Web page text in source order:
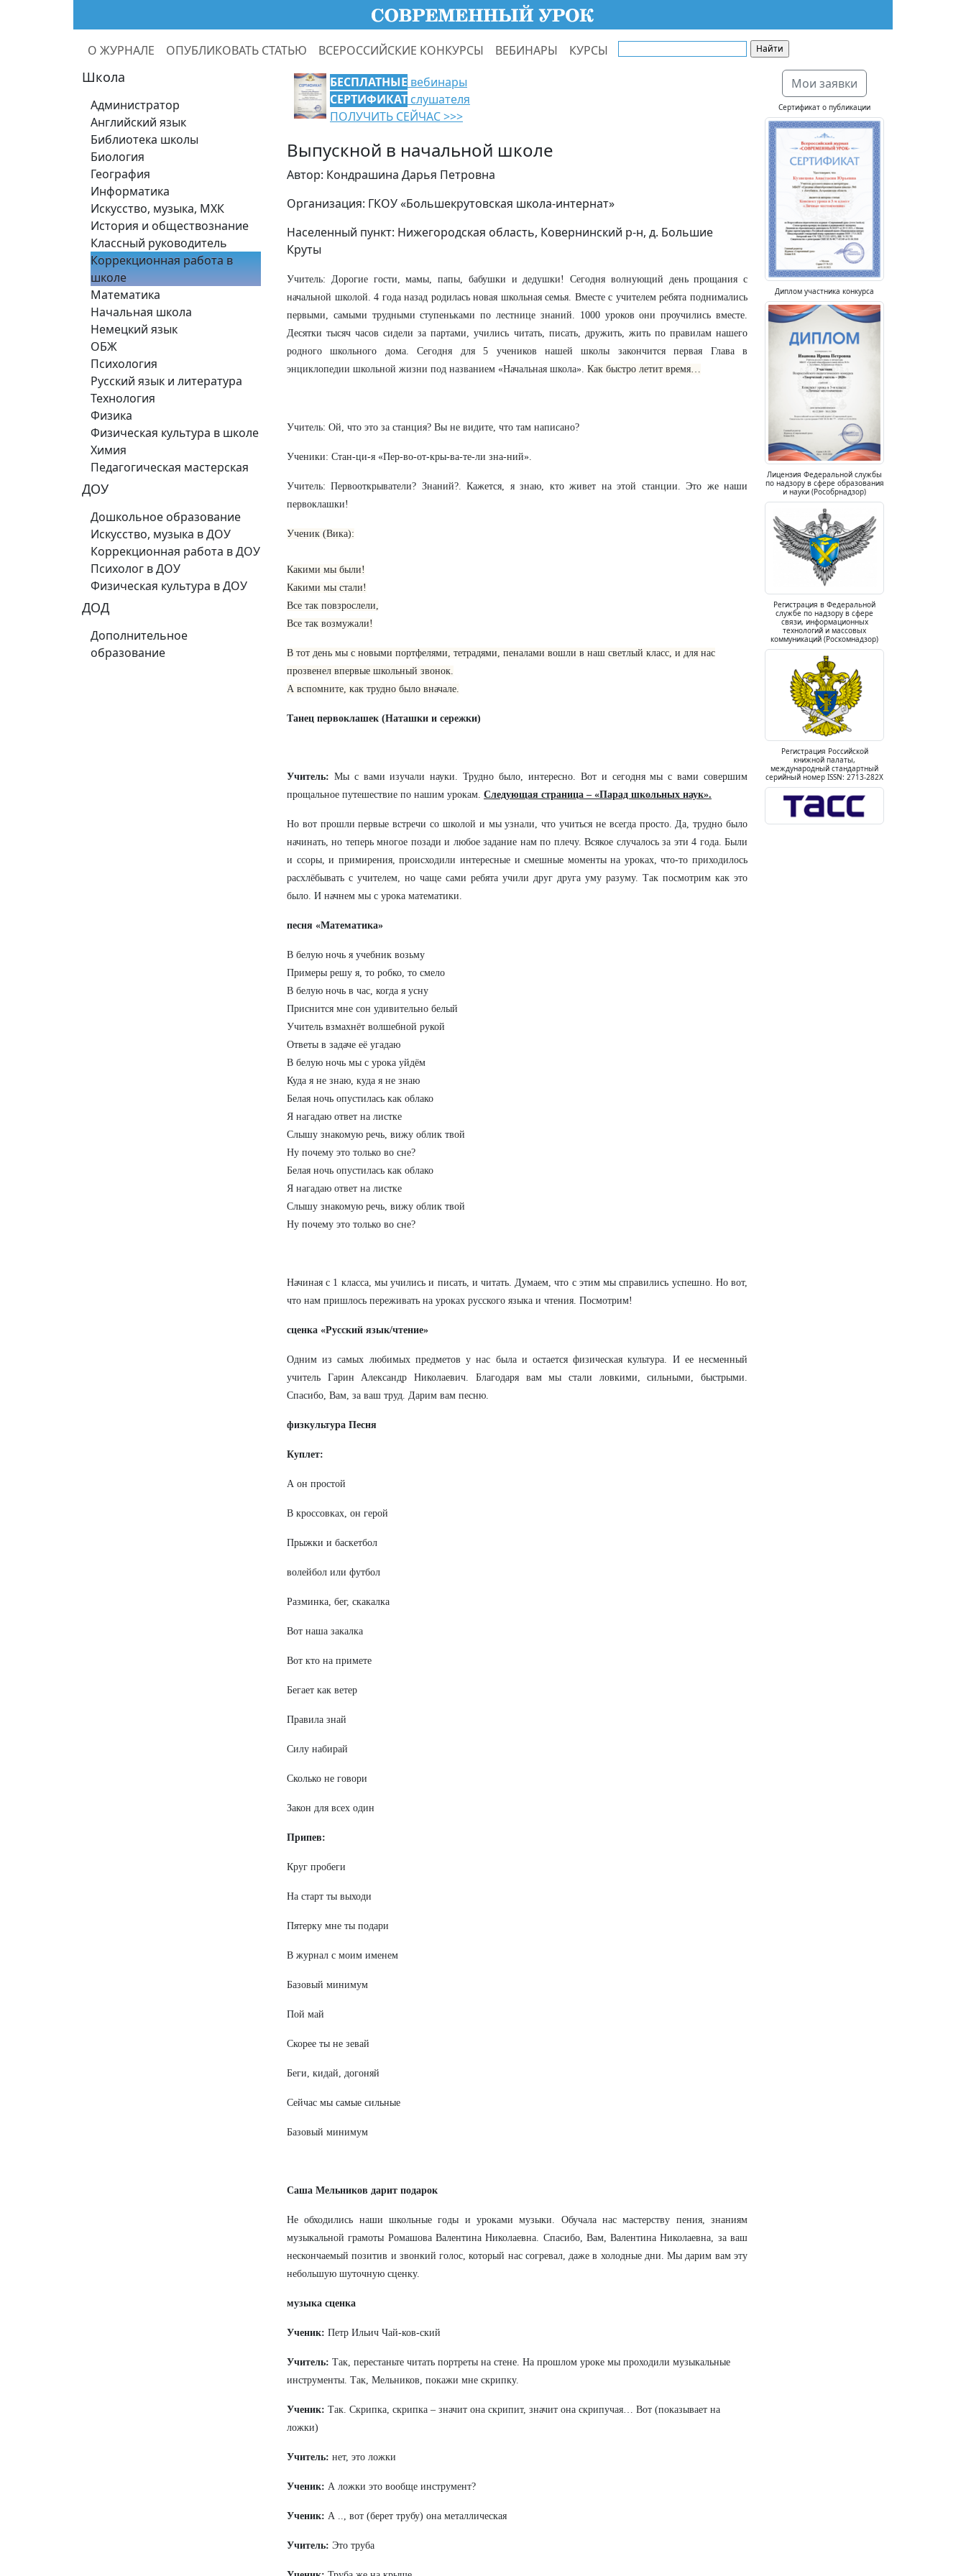
О ЖУРНАЛЕ ОПУБЛИКОВАТЬ СТАТЬЮ ВСЕРОССИЙСКИЕ КОНКУРСЫ ВЕБИНАРЫ КУРСЫ
Школа
Администратор
Английский язык
Библиотека школы
Биология
География
Информатика
Искусство, музыка, МХК
История и обществознание
Классный руководитель
Коррекционная работа в
школе
Математика
Начальная школа
Немецкий язык
ОБЖ
Психология
Русский язык и литература
Технология
Физика
Физическая культура в школе
Химия
Педагогическая мастерская
ДОУ
Дошкольное образование
Искусство, музыка в ДОУ
Коррекционная работа в ДОУ
Психолог в ДОУ
Физическая культура в ДОУ
ДОД
Дополнительное
образование
БЕСПЛАТНЫЕ вебинары
СЕРТИФИКАТ слушателя
ПОЛУЧИТЬ СЕЙЧАС >>>
Выпускной в начальной школе
Автор: Кондрашина Дарья Петровна
Организация: ГКОУ «Большекрутовская школа-интернат»
Населенный пункт: Нижегородская область, Ковернинский р-н, д. Большие
Круты
Учитель: Дорогие гости, мамы, папы, бабушки и дедушки! Сегодня волнующий день прощания с
начальной школой. 4 года назад родилась новая школьная семья. Вместе с учителем ребята поднимались
первыми, самыми трудными ступеньками по лестнице знаний. 1000 уроков они проучились вместе.
Десятки тысяч часов сидели за партами, учились читать, писать, дружить, жить по правилам нашего
родного школьного дома. Сегодня для 5 учеников нашей школы закончится первая Глава в
энциклопедии школьной жизни под названием «Начальная школа». Как быстро летит время…
Учитель: Ой, что это за станция? Вы не видите, что там написано?
Ученики: Стан-ци-я «Пер-во-от-кры-ва-те-ли зна-ний».
Учитель: Первооткрыватели? Знаний?. Кажется, я знаю, кто живет на этой станции. Это же наши
первоклашки!
Ученик (Вика):
Какими мы были!
Какими мы стали!
Все так повзрослели,
Все так возмужали!
В тот день мы с новыми портфелями, тетрадями, пеналами вошли в наш светлый класс, и для нас
прозвенел впервые школьный звонок.
А вспомните, как трудно было вначале.
Танец первоклашек (Наташки и сережки)
Учитель: Мы с вами изучали науки. Трудно было, интересно. Вот и сегодня мы с вами совершим
прощальное путешествие по нашим урокам. Следующая страница – «Парад школьных наук».
Но вот прошли первые встречи со школой и мы узнали, что учиться не всегда просто. Да, трудно было
начинать, но теперь многое позади и любое задание нам по плечу. Всякое случалось за эти 4 года. Были
и ссоры, и примирения, происходили интересные и смешные моменты на уроках, что-то приходилось
расхлёбывать с учителем, но чаще сами ребята учили друг друга уму разуму. Так посмотрим как это
было. И начнем мы с урока математики.
песня «Математика»
В белую ночь я учебник возьму
Примеры решу я, то робко, то смело
В белую ночь в час, когда я усну
Приснится мне сон удивительно белый
Учитель взмахнёт волшебной рукой
Ответы в задаче её угадаю
В белую ночь мы с урока уйдём
Куда я не знаю, куда я не знаю
Белая ночь опустилась как облако
Я нагадаю ответ на листке
Слышу знакомую речь, вижу облик твой
Ну почему это только во сне?
Белая ночь опустилась как облако
Я нагадаю ответ на листке
Слышу знакомую речь, вижу облик твой
Ну почему это только во сне?
Начиная с 1 класса, мы учились и писать, и читать. Думаем, что с этим мы справились успешно. Но вот,
что нам пришлось переживать на уроках русского языка и чтения. Посмотрим!
сценка «Русский язык/чтение»
Одним из самых любимых предметов у нас была и остается физическая культура. И ее несменный
учитель Гарин Александр Николаевич. Благодаря вам мы стали ловкими, сильными, быстрыми.
Спасибо, Вам, за ваш труд. Дарим вам песню.
физкультура Песня
Куплет:
А он простой
В кроссовках, он герой
Прыжки и баскетбол
волейбол или футбол
Разминка, бег, скакалка
Вот наша закалка
Вот кто на примете
Бегает как ветер
Правила знай
Силу набирай
Сколько не говори
Закон для всех один
Припев:
Круг пробеги
На старт ты выходи
Пятерку мне ты подари
В журнал с моим именем
Базовый минимум
Пой май
Скорее ты не зевай
Беги, кидай, догоняй
Сейчас мы самые сильные
Базовый минимум
Саша Мельников дарит подарок
Не обходились наши школьные годы и уроками музыки. Обучала нас мастерству пения, знаниям
музыкальной грамоты Ромашова Валентина Николаевна. Спасибо, Вам, Валентина Николаевна, за ваш
нескончаемый позитив и звонкий голос, который нас согревал, даже в холодные дни. Мы дарим вам эту
небольшую шуточную сценку.
музыка сценка
Ученик: Петр Ильич Чай-ков-ский
Учитель: Так, перестаньте читать портреты на стене. На прошлом уроке мы проходили музыкальные
инструменты. Так, Мельников, покажи мне скрипку.
Ученик: Так. Скрипка, скрипка – значит она скрипит, значит она скрипучая… Вот (показывает на
ложки)
Учитель: нет, это ложки
Ученик: А ложки это вообще инструмент?
Ученик: А .., вот (берет трубу) она металлическая
Учитель: Это труба
Мои заявки
Сертификат о публикации
Диплом участника конкурса
Лицензия Федеральной службы
по надзору в сфере образования
и науки (Рособрнадзор)
Регистрация в Федеральной
службе по надзору в сфере
связи, информационных
технологий и массовых
коммуникаций (Роскомнадзор)
Регистрация Российской
книжной палаты,
международный стандартный
серийный номер ISSN: 2713-282X